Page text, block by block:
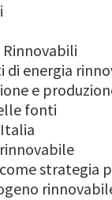
Rinnovabili
energia
e
fonti
strategia